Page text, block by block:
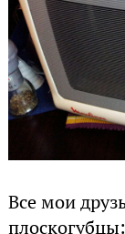
Все мои